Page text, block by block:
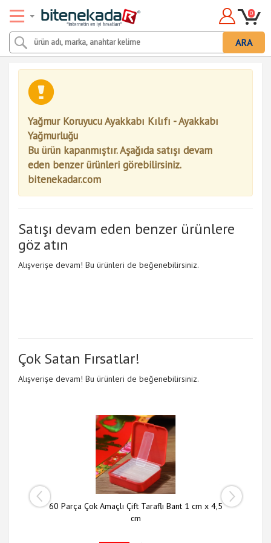
ARA
0
Yağmur Koruyucu Ayakkabı Kılıfı - Ayakkabı
Yağmurluğu
Bu ürün kapanmıştır. Aşağıda satışı devam
eden benzer ürünleri görebilirsiniz.
bitenekadar.com
Satışı devam eden benzer ürünlere
göz atın
Alışverişe devam! Bu ürünleri de beğenebilirsiniz.
Çok Satan Fırsatlar!
Alışverişe devam! Bu ürünleri de beğenebilirsiniz.
60 Parça Çok Amaçlı Çift Taraflı Bant 1 cm x 4,5
cm